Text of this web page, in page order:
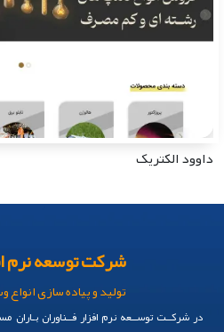
داوود الکتریک
شرکت توسعه نرم
تولید و پیاده سازی
در شرکــت توســعه نرم افزار فــناوران